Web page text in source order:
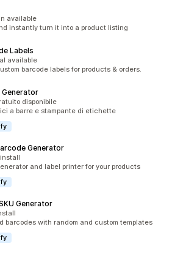
available
instantly turn it into a product listing
Labels
available
barcode labels for products & orders.
Generator
disponibile
a barre e stampante di etichette
Generator
and label printer for your products
Generator
barcodes with random and custom templates